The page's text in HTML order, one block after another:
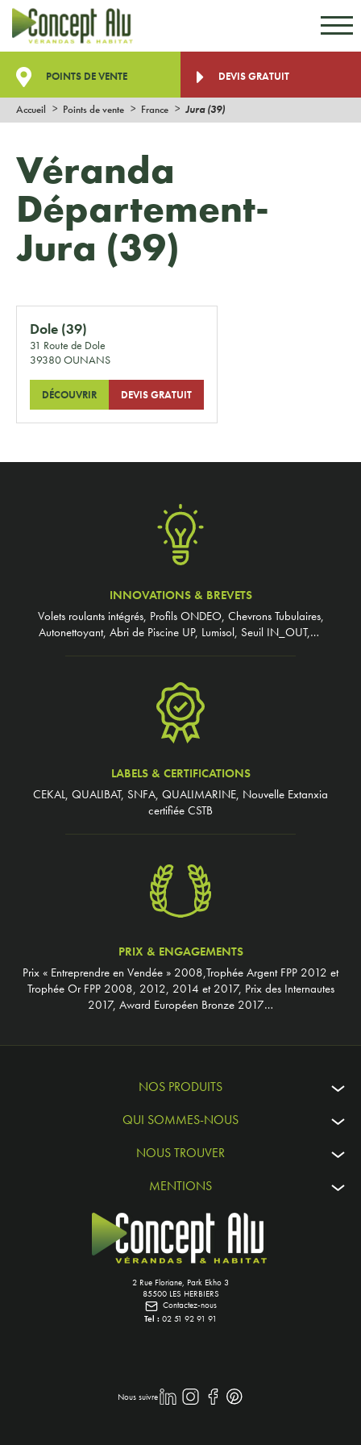
POINTS DE VENTE DEVIS GRATUIT
Accueil Points de vente France Jura (39)
Véranda
Département-
Jura (39)
Dole (39)
31 Route de Dole
39380OUNANS
DÉCOUVRIR DEVIS GRATUIT
INNOVATIONS & BREVETS
Volets roulants intégrés, Profils ONDEO, Chevrons Tubulaires,
Autonettoyant, Abri de Piscine UP, Lumisol, Seuil IN_OUT,…
LABELS & CERTIFICATIONS
CEKAL, QUALIBAT, SNFA, QUALIMARINE, Nouvelle Extanxia
certifiée CSTB
PRIX & ENGAGEMENTS
Prix « Entreprendre en Vendée » 2008,Trophée Argent FPP 2012 et
Trophée Or FPP 2008, 2012, 2014 et 2017, Prix des Internautes
2017, Award Européen Bronze 2017…
NOS PRODUITS
QUI SOMMES-NOUS
NOUS TROUVER
MENTIONS
2 Rue Floriane, Park Ekho 3
85500 LES HERBIERS
Contactez-nous
Tel : 02 51 92 91 91
Nous suivre